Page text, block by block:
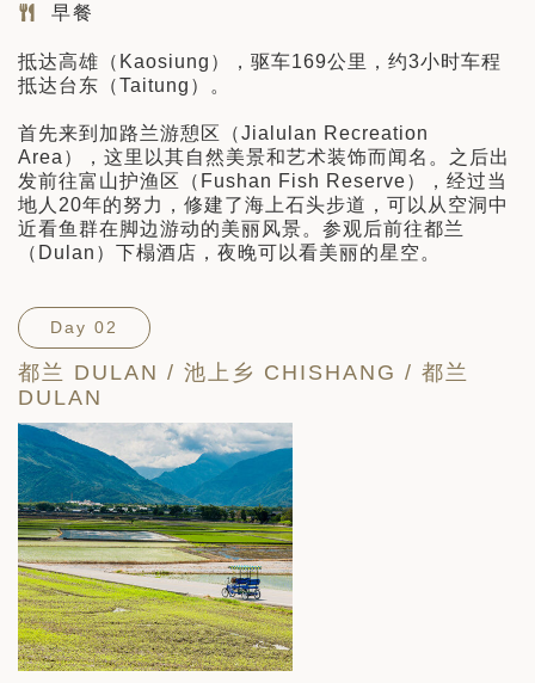
早餐
抵达高雄（Kaosiung），驱车169公里，约3小时车程
抵达台东（Taitung）。
首先来到加路兰游憩区（Jialulan Recreation
Area），这里以其自然美景和艺术装饰而闻名。之后出
发前往富山护渔区（Fushan Fish Reserve），经过当
地人20年的努力，修建了海上石头步道，可以从空洞中
近看鱼群在脚边游动的美丽风景。参观后前往都兰
（Dulan）下榻酒店，夜晚可以看美丽的星空。
Day 02
都兰 DULAN / 池上乡 CHISHANG / 都兰
DULAN